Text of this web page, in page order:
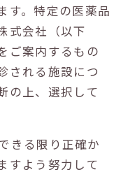
す。特定の医薬品
式会社（以下
ご案内するもの
される施設につ
の上、選択して
きる限り正確か
すよう努力して